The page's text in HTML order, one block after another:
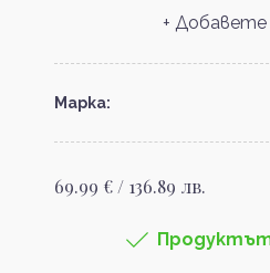
+ Добавете
Марка:
69.99 € / 136.89 лв.
Продуктът